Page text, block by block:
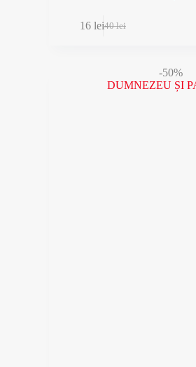
40lei
Prețul
40 lei.
16 leiPrețul
-50%